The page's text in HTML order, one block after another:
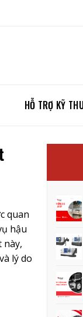
HỖ TRỢ KỸ
quan
hậu
này,
lý do